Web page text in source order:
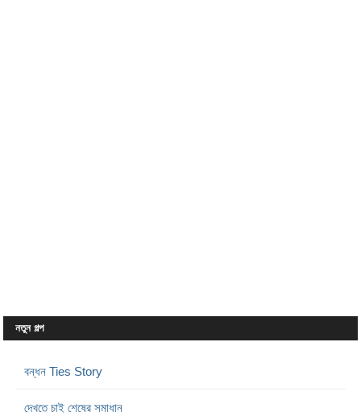
নতুন গল্প
বন্ধন Ties Story
দেখতে চাই শেষের সমাধান